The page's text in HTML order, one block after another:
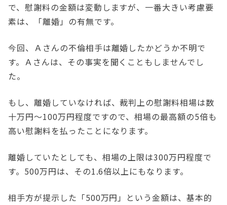
で、慰謝料の金額は変動しますが、一番大きい考慮要
素は、「離婚」の有無です。
今回、Ａさんの不倫相手は離婚したかどうか不明で
す。Ａさんは、その事実を聞くこともしませんでし
た。
もし、離婚していなければ、裁判上の慰謝料相場は数
十万円～100万円程度ですので、相場の最高額の5倍も
高い慰謝料を払ったことになります。
離婚していたとしても、相場の上限は300万円程度で
す。500万円は、その1.6倍以上にもなります。
相手方が提示した「500万円」という金額は、基本的